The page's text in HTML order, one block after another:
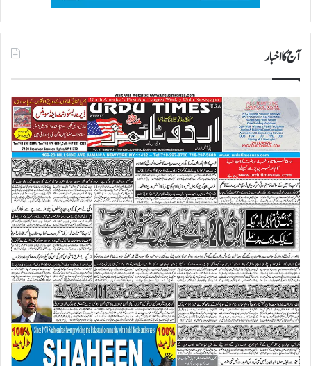
آج کا اخبار